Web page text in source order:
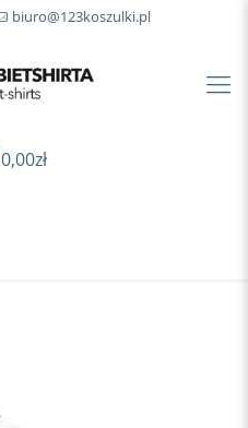
biuro@123koszulki.pl
0,00zł